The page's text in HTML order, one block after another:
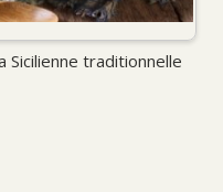
Sicilienne traditionnelle